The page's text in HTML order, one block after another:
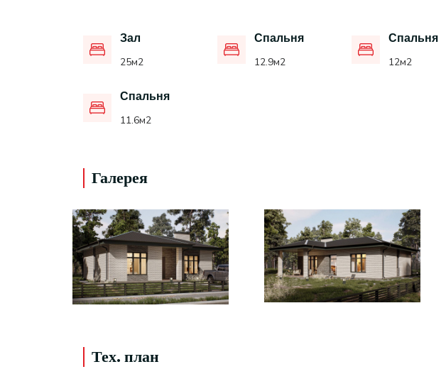
Зал
25м2
Спальня
12.9м2
Спальня
12м2
Спальня
11.6м2
Галерея
Тех. план